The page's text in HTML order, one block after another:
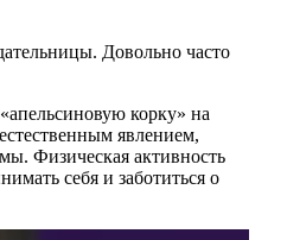
Довольно часто
корку» на
явлением,
Физическая активность
себя и заботиться о